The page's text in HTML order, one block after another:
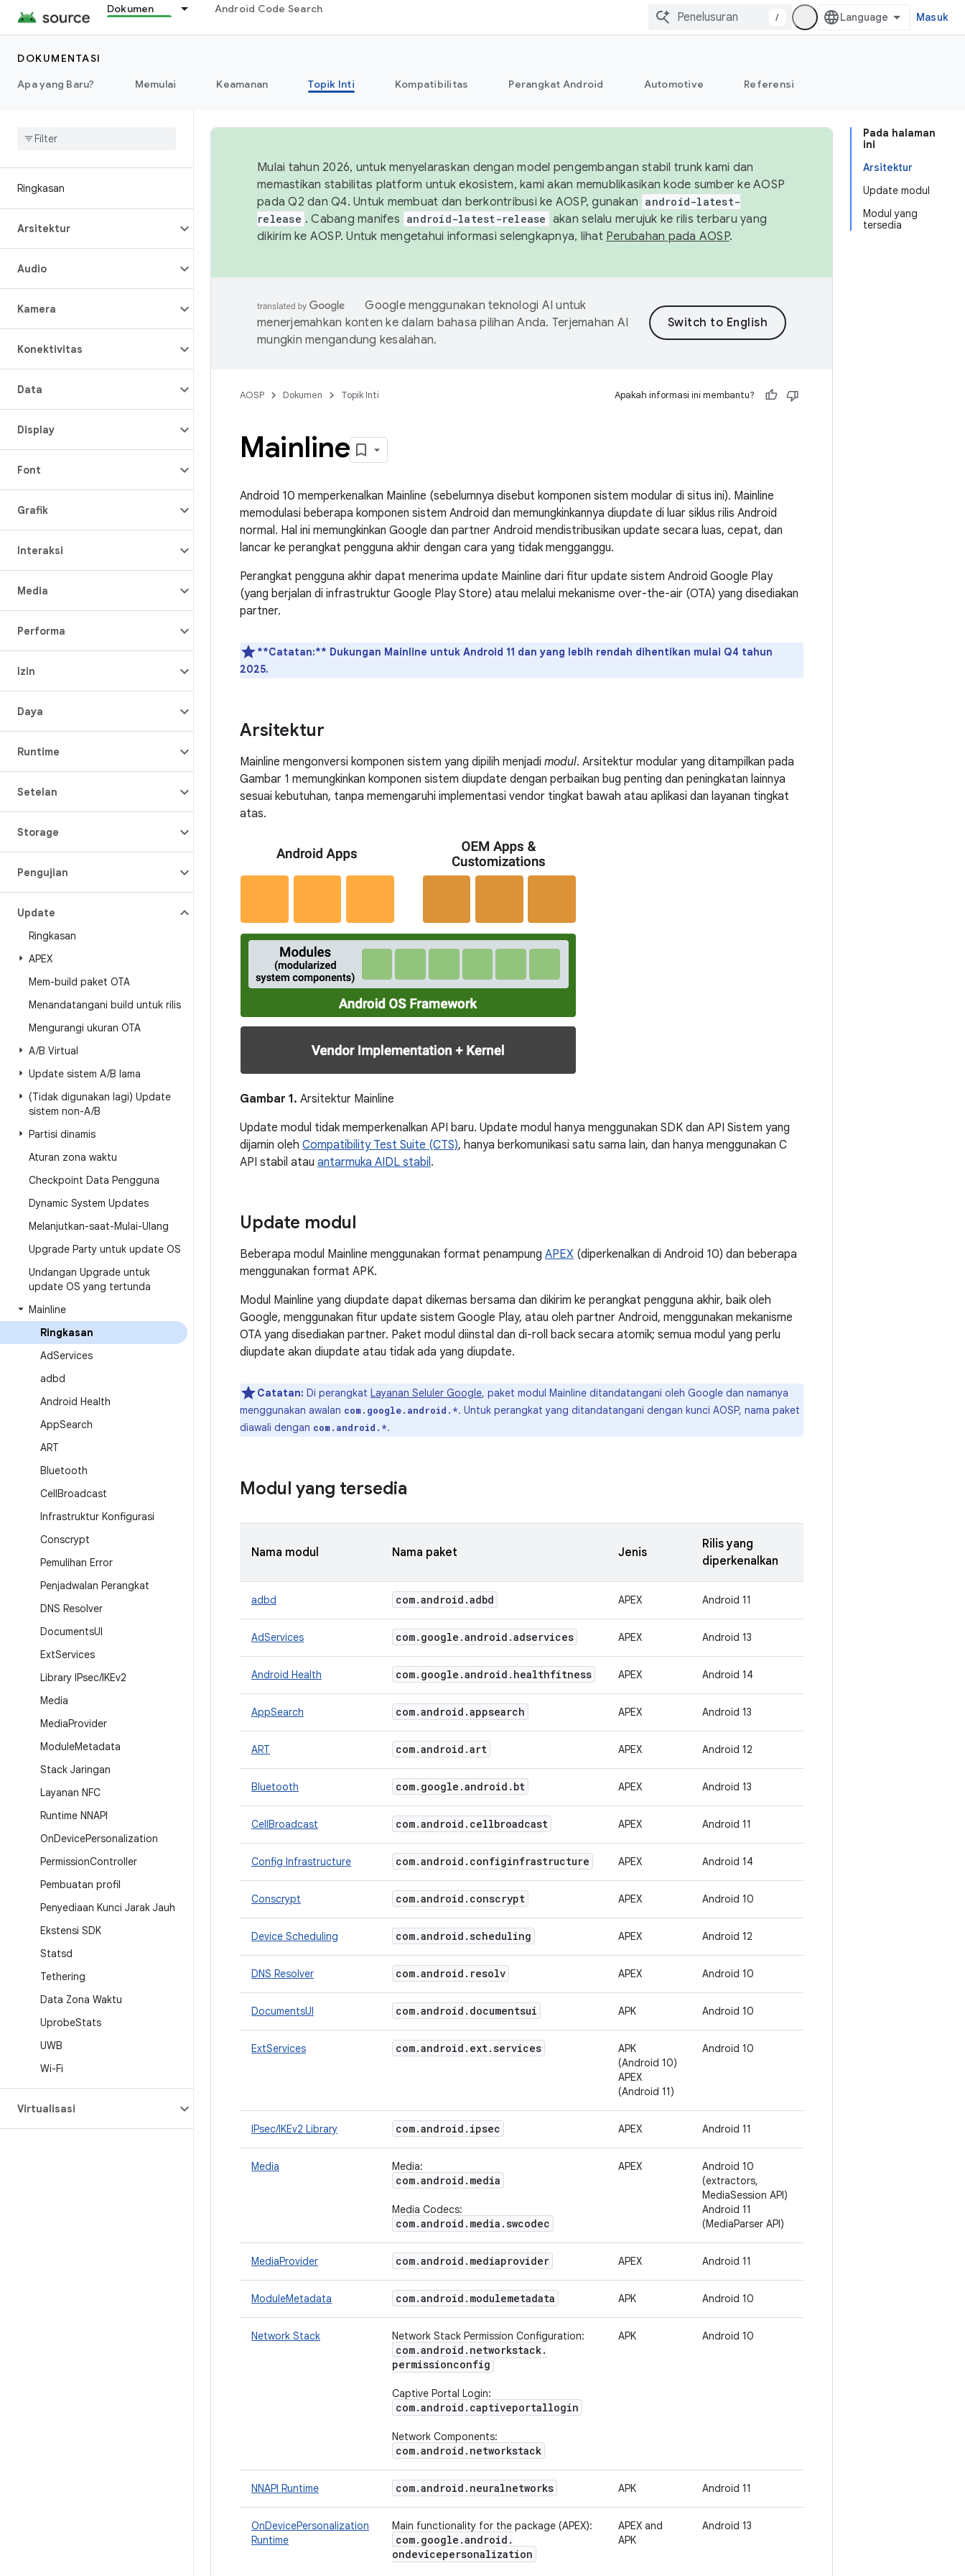
Dokumen Android Code Search
/ Masuk
DOKUMENTASI
Apa yang Baru?
Memulai Keamanan Topik Inti Kompatibilitas Perangkat Android Automotive Referensi
Ringkasan
Arsitektur
Audio
Kamera
Konektivitas
Data
Display
Font
Grafik
Interaksi
Media
Performa
Izin
Daya
Runtime
Setelan
Storage
Pengujian
Update
Ringkasan
APEX
Mem-build paket OTA
Menandatangani build untuk rilis
Mengurangi ukuran OTA
A/B Virtual
Update sistem A/B lama
(Tidak digunakan lagi) Update
sistem non-A/B
Partisi dinamis
Aturan zona waktu
Checkpoint Data Pengguna
Dynamic System Updates
Melanjutkan-saat-Mulai-Ulang
Upgrade Party untuk update OS
Undangan Upgrade untuk
update OS yang tertunda
Mainline
Ringkasan
AdServices
adbd
Android Health
AppSearch
ART
Bluetooth
CellBroadcast
Infrastruktur Konfigurasi
Conscrypt
Pemulihan Error
Penjadwalan Perangkat
DNS Resolver
DocumentsUI
ExtServices
Library IPsec/IKEv2
Media
MediaProvider
ModuleMetadata
Stack Jaringan
Layanan NFC
Runtime NNAPI
OnDevicePersonalization
PermissionController
Pembuatan profil
Penyediaan Kunci Jarak Jauh
Ekstensi SDK
Statsd
Tethering
Data Zona Waktu
UprobeStats
UWB
Wi-Fi
Virtualisasi
Pada halaman
ini
Arsitektur
Update modul
Modul yang
tersedia
Mulai tahun 2026, untuk menyelaraskan dengan model pengembangan stabil trunk kami dan
memastikan stabilitas platform untuk ekosistem, kami akan memublikasikan kode sumber ke AOSP
pada Q2 dan Q4. Untuk membuat dan berkontribusi ke AOSP, gunakan android-latest-
release . Cabang manifes android-latest-release akan selalu merujuk ke rilis terbaru yang
dikirim ke AOSP. Untuk mengetahui informasi selengkapnya, lihat Perubahan pada AOSP.
Google menggunakan teknologi AI untuk
menerjemahkan konten ke dalam bahasa pilihan Anda. Terjemahan AI
mungkin mengandung kesalahan.
AOSP Dokumen Topik Inti Apakah informasi ini membantu?
Mainline
Android 10 memperkenalkan Mainline (sebelumnya disebut komponen sistem modular di situs ini). Mainline
memodulasi beberapa komponen sistem Android dan memungkinkannya diupdate di luar siklus rilis Android
normal. Hal ini memungkinkan Google dan partner Android mendistribusikan update secara luas, cepat, dan
lancar ke perangkat pengguna akhir dengan cara yang tidak mengganggu.
Perangkat pengguna akhir dapat menerima update Mainline dari fitur update sistem Android Google Play
(yang berjalan di infrastruktur Google Play Store) atau melalui mekanisme over-the-air (OTA) yang disediakan
partner.
**Catatan:** Dukungan Mainline untuk Android 11 dan yang lebih rendah dihentikan mulai Q4 tahun
2025.
Arsitektur
Mainline mengonversi komponen sistem yang dipilih menjadi modul. Arsitektur modular yang ditampilkan pada
Gambar 1 memungkinkan komponen sistem diupdate dengan perbaikan bug penting dan peningkatan lainnya
sesuai kebutuhan, tanpa memengaruhi implementasi vendor tingkat bawah atau aplikasi dan layanan tingkat
atas.
Gambar 1. Arsitektur Mainline
Update modul tidak memperkenalkan API baru. Update modul hanya menggunakan SDK dan API Sistem yang
dijamin oleh Compatibility Test Suite (CTS), hanya berkomunikasi satu sama lain, dan hanya menggunakan C
API stabil atau antarmuka AIDL stabil.
Update modul
Beberapa modul Mainline menggunakan format penampung APEX (diperkenalkan di Android 10) dan beberapa
menggunakan format APK.
Modul Mainline yang diupdate dapat dikemas bersama dan dikirim ke perangkat pengguna akhir, baik oleh
Google, menggunakan fitur update sistem Google Play, atau oleh partner Android, menggunakan mekanisme
OTA yang disediakan partner. Paket modul diinstal dan di-roll back secara atomik; semua modul yang perlu
diupdate akan diupdate atau tidak ada yang diupdate.
Catatan: Di perangkat Layanan Seluler Google, paket modul Mainline ditandatangani oleh Google dan namanya
menggunakan awalan com.google.android.*. Untuk perangkat yang ditandatangani dengan kunci AOSP, nama paket
diawali dengan com.android.*.
Modul yang tersedia
Nama modul Nama paket Jenis
Rilis yang
diperkenalkan
adbd com.android .adbd APEX Android 11
AdServices com. google .android .adservices APEX Android 13
Android Health com. google .android . healthfitness APEX Android 14
AppSearch com.android .appsearch APEX Android 13
ART com.android .art APEX Android 12
Bluetooth com. google .android . bt APEX Android 13
CellBroadcast com.android . cellbroadcast APEX Android 11
Config Infrastructure com.android . configinfrastructure APEX Android 14
Conscrypt com.android . conscrypt APEX Android 10
Device Scheduling com.android .scheduling APEX Android 12
DNS Resolver com.android . resolv APEX Android 10
DocumentsUI com.android . documentsui APK Android 10
ExtServices com.android . ext.services
APK
(Android 10)
APEX
(Android 11)
Android 10
IPsec/IKEv2 Library com.android . ipsec APEX Android 11
Media Media:
com.android . media
Media Codecs:
com.android . media .swcodec
APEX
Android 10
(extractors,
MediaSession API)
Android 11
(MediaParser API)
MediaProvider com.android . mediaprovider APEX Android 11
ModuleMetadata com.android . modulemetadata APK Android 10
Network Stack Network Stack Permission Configuration:
com.android . networkstack.
permissionconfig
Captive Portal Login:
com.android . captiveportallogin
Network Components:
com.android . networkstack
APK Android 10
NNAPI Runtime com.android . neuralnetworks APK Android 11
OnDevicePersonalization
Runtime
Main functionality for the package (APEX):
com. google .android .
ondevicepersonalization
APEX and
APK
Android 13